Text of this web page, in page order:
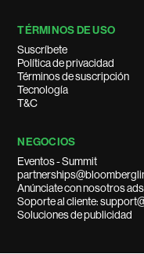
TÉRMINOS DE USO
Suscríbete
Política de privacidad
Términos de suscripción
Tecnología
T&C
NEGOCIOS
Eventos - Summit
Anúnciate con nosotros
Soporte al cliente:
Soluciones de publicidad